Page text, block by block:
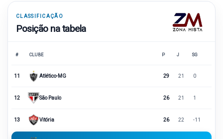
CLASSIFICAÇÃO
Posição na tabela
# CLUBE P J SG
11 Atlético-MG 29 21 0
12 São Paulo 26 21 1
13 Vitória 26 22 -11